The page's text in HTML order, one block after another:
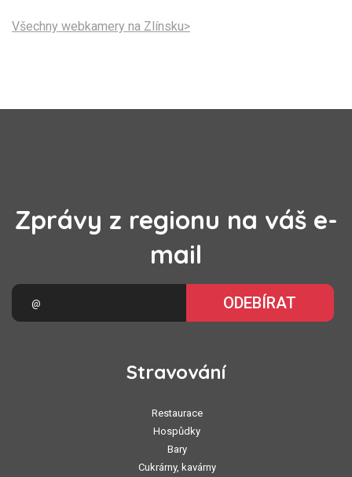
Všechny webkamery na Zlínsku>
Zprávy z regionu na váš e-
mail
ODEBÍRAT
Stravování
Restaurace
Hospůdky
Bary
Cukrárny, kavárny